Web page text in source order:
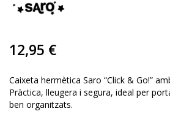
12,95 €
Caixeta hermètica Saro “Click & Go!”
Pràctica, lleugera i segura, ideal per
ben organitzats.